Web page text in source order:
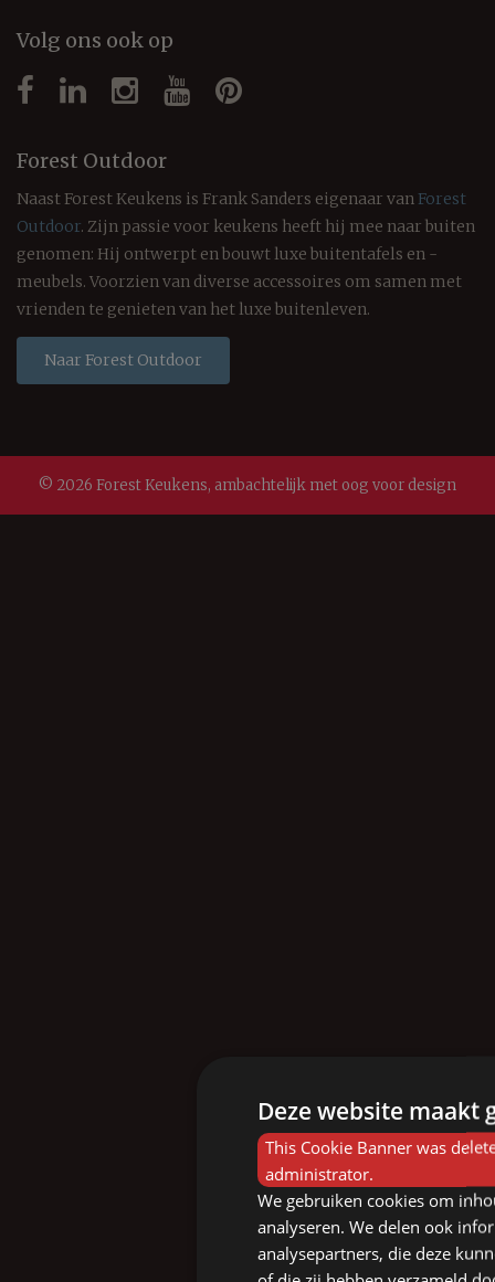
Volg ons ook op
Forest Outdoor
Naast Forest Keukens is Frank Sanders eigenaar van Forest
Outdoor. Zijn passie voor keukens heeft hij mee naar buiten
genomen: Hij ontwerpt en bouwt luxe buitentafels en -
meubels. Voorzien van diverse accessoires om samen met
vrienden te genieten van het luxe buitenleven.
Naar Forest Outdoor
© 2026 Forest Keukens, ambachtelijk met oog voor design
Deze website maakt
This Cookie Banner was
administrator.
We gebruiken cookies om
analyseren. We delen ook
analysepartners, die deze